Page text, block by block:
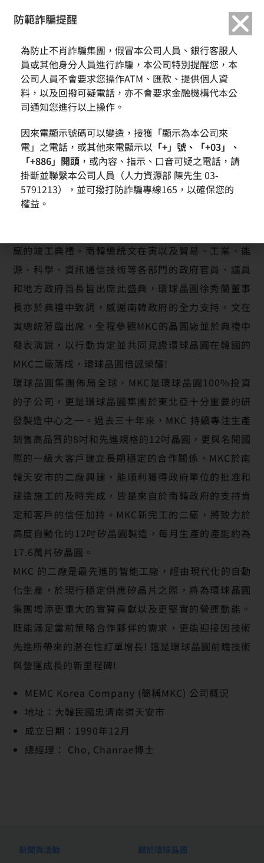
環球晶圓韓國子公司二廠竣工典禮 南韓總統文在寅蒞臨出席
環球晶圓韓國子公司二廠竣工典禮 南韓總統文在寅蒞臨出席
環球晶圓的韓國子公司MEMC Korea Company (簡稱
廠的竣工典禮。南韓總統文在寅以及貿易、工業、能
源、科學、資訊通信技術等各部門的政府官員、議員
和地方政府首長皆出席此盛典，環球晶圓徐秀蘭董事
長亦於典禮中致詞，感謝南韓政府的全力支持。文在
寅總統蒞臨出席，全程參觀MKC的晶圓廠並於典禮中
發表演說，以行動肯定並共同見證環球晶圓在韓國的
MKC二廠落成，環球晶圓倍感榮耀!
環球晶圓集團佈局全球，MKC是環球晶圓100%投資
的子公司，更是環球晶圓集團於東北亞十分重要的研
發製造中心之一。過去三十年來，MKC 持續專注生產
銷售高品質的8吋和先進規格的12吋晶圓，更與名聞國
際的一級大客戶建立長期穩定的合作關係。MKC於南
韓天安市的二廠興建，能順利獲得政府單位的批准和
建造施工的及時完成，皆是來自於南韓政府的支持肯
定和客戶的信任加持。MKC新完工的二廠，將致力於
高度自動化的12吋矽晶圓製造，每月生產的產能約為
17.6萬片矽晶圓。
MKC 的二廠是最先進的智能工廠，經由現代化的自動
化生產，於現行穩定供應矽晶片之際，將為環球晶圓
集團增添更重大的實質貢獻以及更堅實的營運動能。
既能滿足當前策略合作夥伴的需求，更能迎接因技術
先進所帶來的潛在性訂單增長! 這是環球晶圓前瞻技術
與營運成長的新里程碑!
MEMC Korea Company (簡稱MKC) 公司概況
地址：大韓民國忠清南道天安市
成立日期：1990年12月
總經理： Cho, Chanrae博士
新聞與活動 關於環球晶圓
防範詐騙提醒
為防止不肖詐騙集團，假冒本公司人員、銀行客服人
員或其他身分人員進行詐騙，本公司特別提醒您，本
公司人員不會要求您操作ATM、匯款、提供個人資
料，以及回撥可疑電話，亦不會要求金融機構代本公
司通知您進行以上操作。
因來電顯示號碼可以變造，接獲「顯示為本公司來
電」之電話，或其他來電顯示以 「+」號、「+03」、
「+886」開頭 ，或內容、指示、口音可疑之電話，請
掛斷並聯繫本公司人員（人力資源部 陳先生 03-
5791213），並可撥打防詐騙專線165，以確保您的
權益。